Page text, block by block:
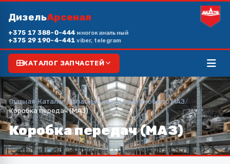
ДизельАрсенал
+375 17 388-0-444 многоканальный
+375 29 190-4-441viber, telegram
КАТАЛОГ ЗАПЧАСТЕЙ
Главная/Каталог/Запасные части к автомобилю МАЗ/
Коробка передач (МАЗ)
Коробка передач (МАЗ)